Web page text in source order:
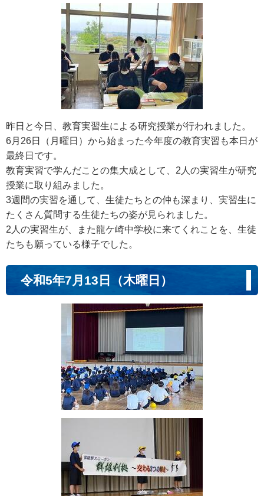
昨日と今日、教育実習生による研究授業が行われました。
6月26日（月曜日）から始まった今年度の教育実習も本日が
最終日です。
教育実習で学んだことの集大成として、2人の実習生が研究
授業に取り組みました。
3週間の実習を通して、生徒たちとの仲も深まり、実習生に
たくさん質問する生徒たちの姿が見られました。
2人の実習生が、また龍ケ崎中学校に来てくれことを、生徒
たちも願っている様子でした。
令和5年7月13日（木曜日）